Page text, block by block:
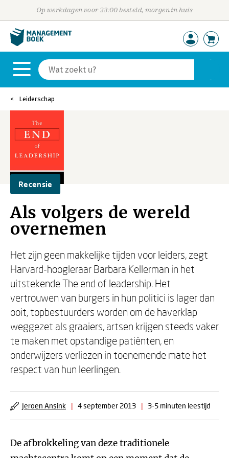
Op werkdagen voor 23:00 besteld, morgen in huis
Leiderschap
Recensie
Als volgers de wereld
overnemen
Het zijn geen makkelijke tijden voor leiders, zegt
Harvard-hoogleraar Barbara Kellerman in het
uitstekende The end of leadership. Het
vertrouwen van burgers in hun politici is lager dan
ooit, topbestuurders worden om de haverklap
weggezet als graaiers, artsen krijgen steeds vaker
te maken met opstandige patiënten, en
onderwijzers verliezen in toenemende mate het
respect van hun leerlingen.
Jeroen Ansink | 4 september 2013 | 3-5 minuten leestijd
De afbrokkeling van deze traditionele